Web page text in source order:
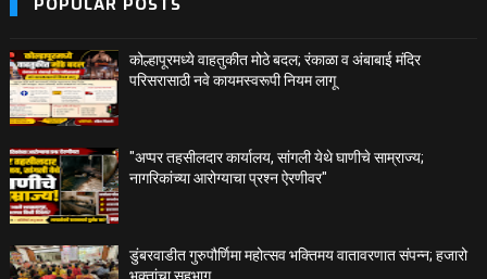
कोल्हापूरमध्ये वाहतुकीत मोठे बदल; रंकाळा व अंबाबाई मंदिर
परिसरासाठी नवे कायमस्वरूपी नियम लागू
"अप्पर तहसीलदार कार्यालय, सांगली येथे घाणीचे साम्राज्य;
नागरिकांच्या आरोग्याचा प्रश्न ऐरणीवर"
डुंबरवाडीत गुरुपौर्णिमा महोत्सव भक्तिमय वातावरणात संपन्न; हजारो
भक्तांचा सहभाग.